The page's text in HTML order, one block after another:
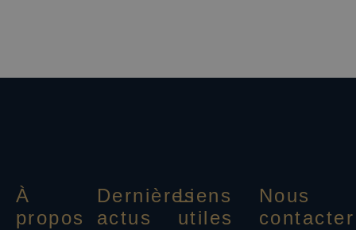
À
propos
Dernières
actus
Liens
utiles
Nous
contacter